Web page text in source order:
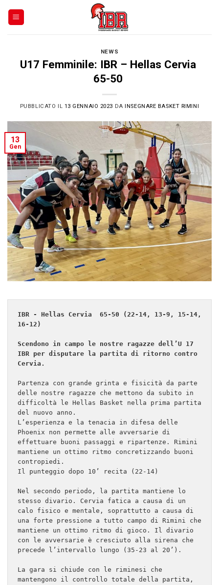
NEWS
U17 Femminile: IBR – Hellas Cervia
65-50
PUBBLICATO IL 13 GENNAIO 2023 DAINSEGNARE BASKET RIMINI
13
Gen
IBR - Hellas Cervia  65-50 (22-14, 13-9, 15-14,
16-12)
Scendono in campo le nostre ragazze dell’U 17
IBR per disputare la partita di ritorno contro
Cervia.
Partenza con grande grinta e fisicità da parte
delle nostre ragazze che mettono da subito in
difficoltà le Hellas Basket nella prima partita
del nuovo anno.
L’esperienza e la tenacia in difesa delle
Phoenix non permette alle avversarie di
effettuare buoni passaggi e ripartenze. Rimini
mantiene un ottimo ritmo concretizzando buoni
contropiedi.
Il punteggio dopo 10’ recita (22-14)
Nel secondo periodo, la partita mantiene lo
stesso divario. Cervia fatica a causa di un
calo fisico e mentale, soprattutto a causa di
una forte pressione a tutto campo di Rimini che
mantiene un ottimo ritmo di gioco. Il divario
con le avversarie è cresciuto alla sirena che
precede l’intervallo lungo (35-23 al 20’).
La gara si chiude con le riminesi che
mantengono il controllo totale della partita,